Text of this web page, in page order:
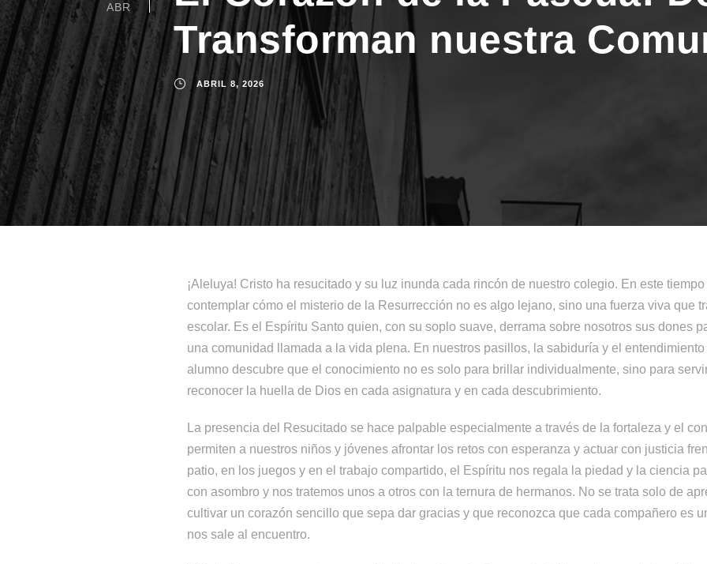
ABR
Transforman nuestra
ABRIL 8, 2026
¡Aleluya! Cristo ha resucitado y su luz inunda cada rincón de nuestro colegio. En este
contemplar cómo el misterio de la Resurrección no es algo lejano, sino una fuerza viva que
escolar. Es el Espíritu Santo quien, con su soplo suave, derrama sobre nosotros sus dones
una comunidad llamada a la vida plena. En nuestros pasillos, la sabiduría y el
alumno descubre que el conocimiento no es solo para brillar individualmente, sino para
reconocer la huella de Dios en cada asignatura y en cada descubrimiento.
La presencia del Resucitado se hace palpable especialmente a través de la fortaleza y el
permiten a nuestros niños y jóvenes afrontar los retos con esperanza y actuar con justicia
patio, en los juegos y en el trabajo compartido, el Espíritu nos regala la piedad y la ciencia
con asombro y nos tratemos unos a otros con la ternura de hermanos. No se trata solo de
cultivar un corazón sencillo que sepa dar gracias y que reconozca que cada compañero es
nos sale al encuentro.